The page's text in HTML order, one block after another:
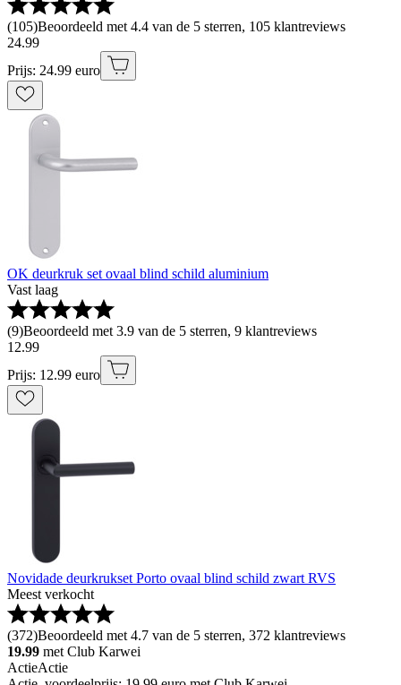
(105)Beoordeeld met 4.4 van de 5 sterren, 105 klantreviews
24.99
Prijs: 24.99 euro
OK deurkruk set ovaal blind schild aluminium
Vast laag
(9)Beoordeeld met 3.9 van de 5 sterren, 9 klantreviews
12.99
Prijs: 12.99 euro
Novidade deurkrukset Porto ovaal blind schild zwart RVS
Meest verkocht
(372)Beoordeeld met 4.7 van de 5 sterren, 372 klantreviews
19.99 met Club Karwei
ActieActie